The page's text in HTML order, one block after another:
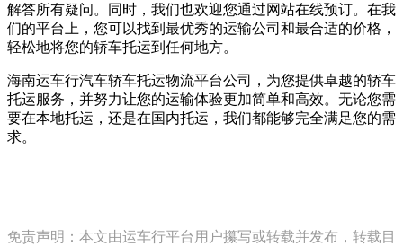
解答所有疑问。同时，我们也欢迎您通过网站在线预订。在我
们的平台上，您可以找到最优秀的运输公司和最合适的价格，
轻松地将您的轿车托运到任何地方。
海南运车行汽车轿车托运物流平台公司，为您提供卓越的轿车
托运服务，并努力让您的运输体验更加简单和高效。无论您需
要在本地托运，还是在国内托运，我们都能够完全满足您的需
求。
免责声明：本文由运车行平台用户攥写或转载并发布，转载目